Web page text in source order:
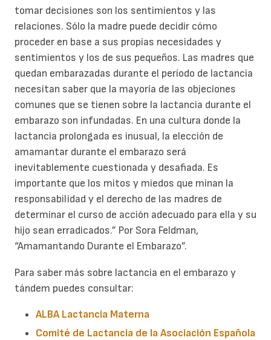
tomar decisiones son los sentimientos y las
relaciones. Sólo la madre puede decidir cómo
proceder en base a sus propias necesidades y
sentimientos y los de sus pequeños. Las madres que
quedan embarazadas durante el período de lactancia
necesitan saber que la mayoría de las objeciones
comunes que se tienen sobre la lactancia durante el
embarazo son infundadas. En una cultura donde la
lactancia prolongada es inusual, la elección de
amamantar durante el embarazo será
inevitablemente cuestionada y desafiada. Es
importante que los mitos y miedos que minan la
responsabilidad y el derecho de las madres de
determinar el curso de acción adecuado para ella y su
hijo sean erradicados.” Por Sora Feldman,
“Amamantando Durante el Embarazo”.
Para saber más sobre lactancia en el embarazo y
tándem puedes consultar:
ALBA Lactancia Materna
Comité de Lactancia de la Asociación Española